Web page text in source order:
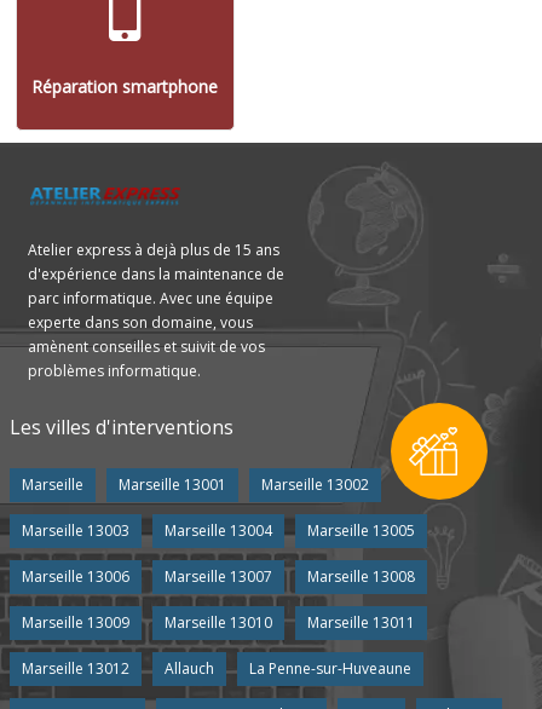
Réparation smartphone
Atelier express à dejà plus de 15 ans
d'expérience dans la maintenance de
parc informatique. Avec une équipe
experte dans son domaine, vous
amènent conseilles et suivit de vos
problèmes informatique.
Les villes d'interventions
Marseille Marseille 13001 Marseille 13002
Marseille 13003 Marseille 13004 Marseille 13005
Marseille 13006 Marseille 13007 Marseille 13008
Marseille 13009 Marseille 13010 Marseille 13011
Marseille 13012 Allauch La Penne-sur-Huveaune